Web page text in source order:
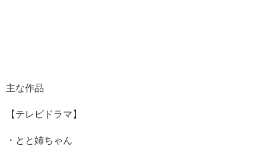
主な作品
【テレビドラマ】
・とと姉ちゃん